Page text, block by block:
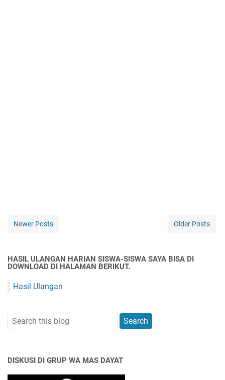
Newer Posts Older Posts
HASIL ULANGAN HARIAN SISWA-SISWA SAYA BISA DI
DOWNLOAD DI HALAMAN BERIKUT.
Hasil Ulangan
DISKUSI DI GRUP WA MAS DAYAT